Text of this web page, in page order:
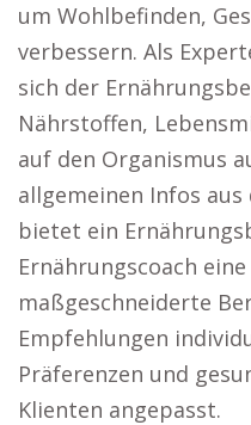
um Wohlbefinden,
verbessern. Als
sich der
Nährstoffen,
auf den Organismus
allgemeinen Infos
bietet ein
Ernährungscoach
maßgeschneiderte
Empfehlungen
Präferenzen und
Klienten angepasst.